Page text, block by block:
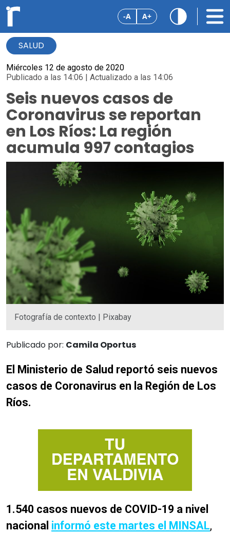
-A A+
SALUD
Miércoles 12 de agosto de 2020
Publicado a las 14:06 | Actualizado a las 14:06
Seis nuevos casos de
Coronavirus se reportan
en Los Ríos: La región
acumula 997 contagios
Fotografía de contexto | Pixabay
Publicado por: Camila Oportus
El Ministerio de Salud reportó seis nuevos
casos de Coronavirus en la Región de Los
Ríos.
1.540 casos nuevos de COVID-19 a nivel
nacional informó este martes el MINSAL,